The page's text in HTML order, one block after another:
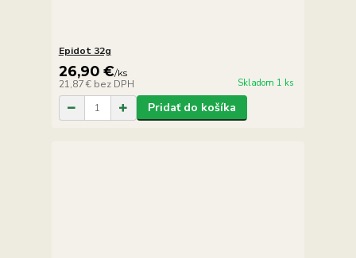
Epidot 32g
26,90 €/ks
21,87 € bez DPH Skladom 1 ks
Pridať do košíka